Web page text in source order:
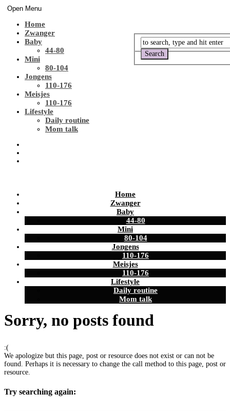
Open Menu
Home
Zwanger
Baby
44-80
Mini
80-104
Jongens
110-176
Meisjes
110-176
Lifestyle
Daily routine
Mom talk
Home
Zwanger
Baby
44-80
Mini
80-104
Jongens
110-176
Meisjes
110-176
Lifestyle
Daily routine
Mom talk
Sorry, no posts found
:(
We apologize but this page, post or resource does not exist or can not be
found. Perhaps it is necessary to change the call method to this page, post or
resource.
Try searching again: